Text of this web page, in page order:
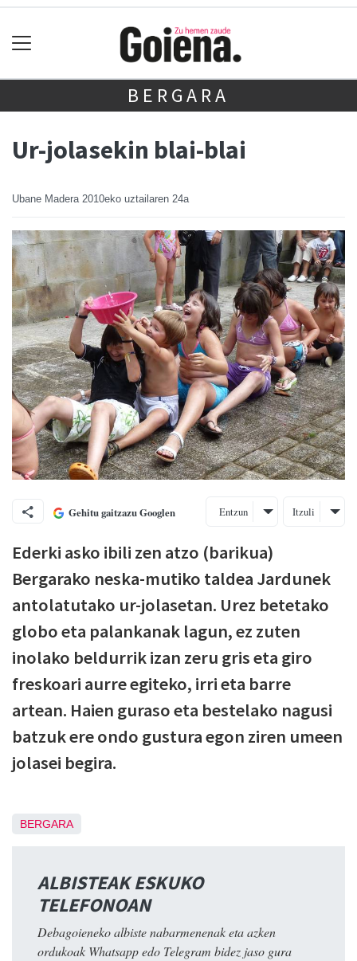
BERGARA
Ur-jolasekin blai-blai
Ubane Madera 2010eko uztailaren 24a
Gehitu gaitzazu Googlen Entzun Itzuli
Ederki asko ibili zen atzo (barikua)
Bergarako neska-mutiko taldea Jardunek
antolatutako ur-jolasetan. Urez betetako
globo eta palankanak lagun, ez zuten
inolako beldurrik izan zeru gris eta giro
freskoari aurre egiteko, irri eta barre
artean. Haien guraso eta bestelako nagusi
batzuk ere ondo gustura egon ziren umeen
jolasei begira.
BERGARA
ALBISTEAK ESKUKO
TELEFONOAN
Debagoieneko albiste nabarmenenak eta azken
ordukoak Whatsapp edo Telegram bidez jaso gura